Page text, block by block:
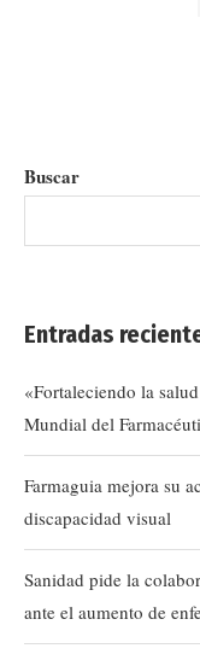
Buscar
Entradas
«Fortaleciendo la
Mundial del
Farmaguia mejora su
discapacidad visual
Sanidad pide la
ante el aumento de